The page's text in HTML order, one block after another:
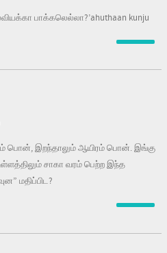
பாக்கலெல்லா?’ahuthaan kunju
பொன், இறந்தாலும் ஆயிரம் பொன். இங்கு
சாகா வரம் பெற்ற இந்த
மதிப்பிட?